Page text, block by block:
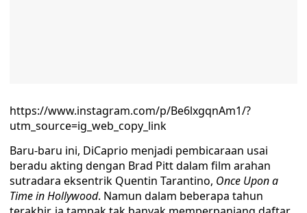
https://www.instagram.com/p/Be6lxgqnAm1/?
utm_source=ig_web_copy_link
Baru-baru ini, DiCaprio menjadi pembicaraan usai
beradu akting dengan Brad Pitt dalam film arahan
sutradara eksentrik Quentin Tarantino, Once Upon a
Time in Hollywood. Namun dalam beberapa tahun